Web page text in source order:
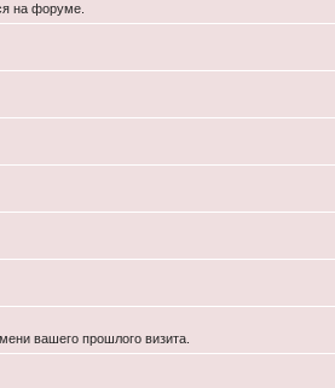
на форуме.
вашего прошлого визита.